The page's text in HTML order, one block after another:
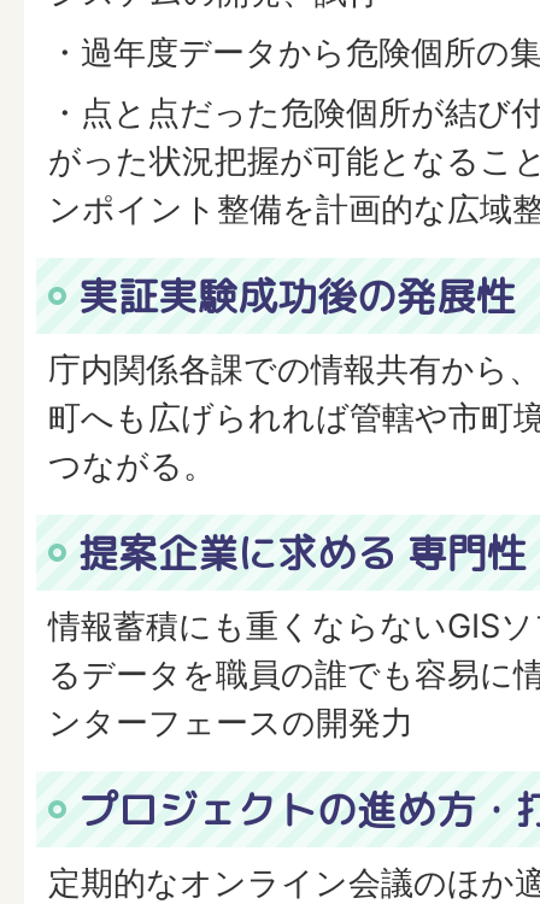
・過年度データから危険個所の
・点と点だった危険個所が結び
がった状況把握が可能となるこ
ンポイント整備を計画的な広域
実証実験成功後の発展性
庁内関係各課での情報共有から
町へも広げられれば管轄や市町
つながる。
提案企業に求める 専門性
情報蓄積にも重くならないGIS
るデータを職員の誰でも容易に
ンターフェースの開発力
プロジェクトの進め方・
定期的なオンライン会議のほか